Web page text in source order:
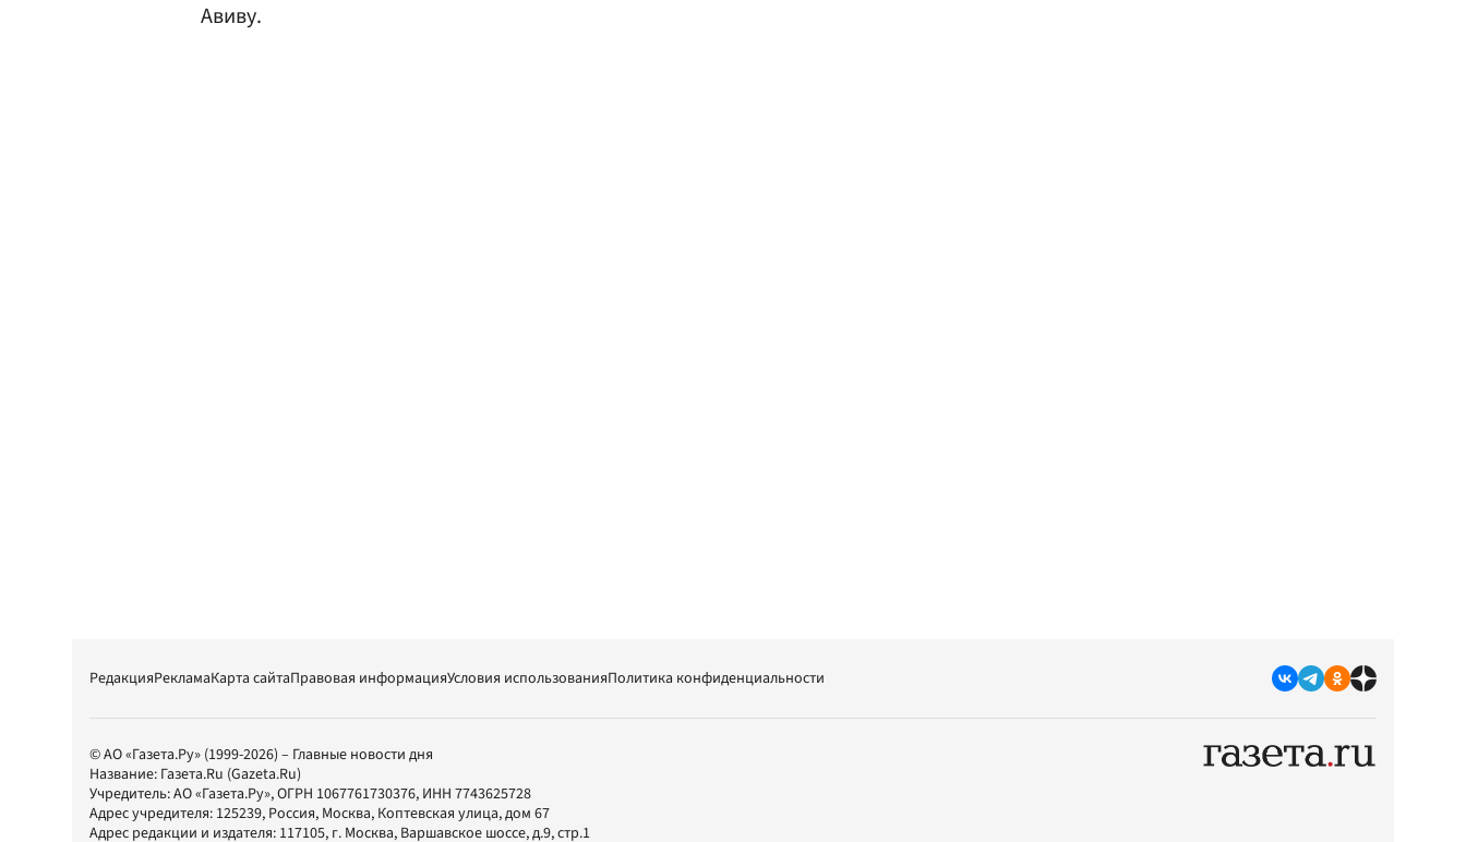
Авиву.
РедакцияРекламаКарта сайтаПравовая информацияУсловия использованияПолитика конфиденциальности
© АО «Газета.Ру» (1999-2026) – Главные новости дня
Название: Газета.Ru (Gazeta.Ru)
Учредитель:АО «Газета.Ру», ОГРН 1067761730376, ИНН 7743625728
Адрес учредителя: 125239, Россия, Москва, Коптевская улица, дом 67
Адрес редакции и издателя: 117105, г. Москва, Варшавское шоссе, д.9, стр.1